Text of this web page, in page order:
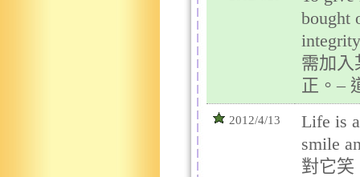
bought
需加入
正。–
2012/4/13
Life is
smile
對它笑